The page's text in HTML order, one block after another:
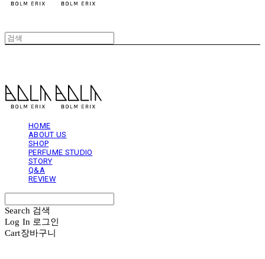
HOME
ABOUT US
SHOP
PERFUME STUDIO
STORY
Q&A
REVIEW
Search 검색
Log In 로그인
Cart장바구니